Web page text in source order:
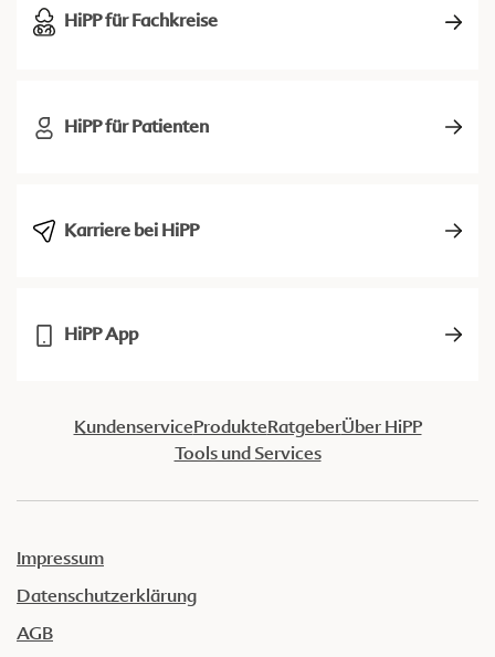
HiPP für Fachkreise
HiPP für Patienten
Karriere bei HiPP
HiPP App
KundenserviceProdukteRatgeberÜber HiPP
Tools und Services
Impressum
Datenschutzerklärung
AGB